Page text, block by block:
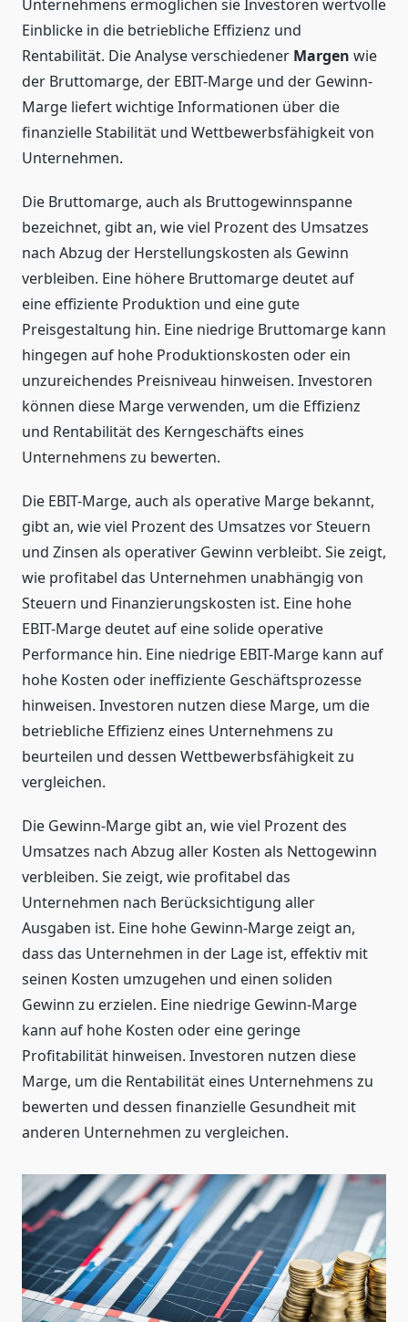
Unternehmens ermöglichen sie Investoren wertvolle
Einblicke in die betriebliche Effizienz und
Rentabilität. Die Analyse verschiedener Margen wie
der Bruttomarge, der EBIT-Marge und der Gewinn-
Marge liefert wichtige Informationen über die
finanzielle Stabilität und Wettbewerbsfähigkeit von
Unternehmen.
Die Bruttomarge, auch als Bruttogewinnspanne
bezeichnet, gibt an, wie viel Prozent des Umsatzes
nach Abzug der Herstellungskosten als Gewinn
verbleiben. Eine höhere Bruttomarge deutet auf
eine effiziente Produktion und eine gute
Preisgestaltung hin. Eine niedrige Bruttomarge kann
hingegen auf hohe Produktionskosten oder ein
unzureichendes Preisniveau hinweisen. Investoren
können diese Marge verwenden, um die Effizienz
und Rentabilität des Kerngeschäfts eines
Unternehmens zu bewerten.
Die EBIT-Marge, auch als operative Marge bekannt,
gibt an, wie viel Prozent des Umsatzes vor Steuern
und Zinsen als operativer Gewinn verbleibt. Sie zeigt,
wie profitabel das Unternehmen unabhängig von
Steuern und Finanzierungskosten ist. Eine hohe
EBIT-Marge deutet auf eine solide operative
Performance hin. Eine niedrige EBIT-Marge kann auf
hohe Kosten oder ineffiziente Geschäftsprozesse
hinweisen. Investoren nutzen diese Marge, um die
betriebliche Effizienz eines Unternehmens zu
beurteilen und dessen Wettbewerbsfähigkeit zu
vergleichen.
Die Gewinn-Marge gibt an, wie viel Prozent des
Umsatzes nach Abzug aller Kosten als Nettogewinn
verbleiben. Sie zeigt, wie profitabel das
Unternehmen nach Berücksichtigung aller
Ausgaben ist. Eine hohe Gewinn-Marge zeigt an,
dass das Unternehmen in der Lage ist, effektiv mit
seinen Kosten umzugehen und einen soliden
Gewinn zu erzielen. Eine niedrige Gewinn-Marge
kann auf hohe Kosten oder eine geringe
Profitabilität hinweisen. Investoren nutzen diese
Marge, um die Rentabilität eines Unternehmens zu
bewerten und dessen finanzielle Gesundheit mit
anderen Unternehmen zu vergleichen.